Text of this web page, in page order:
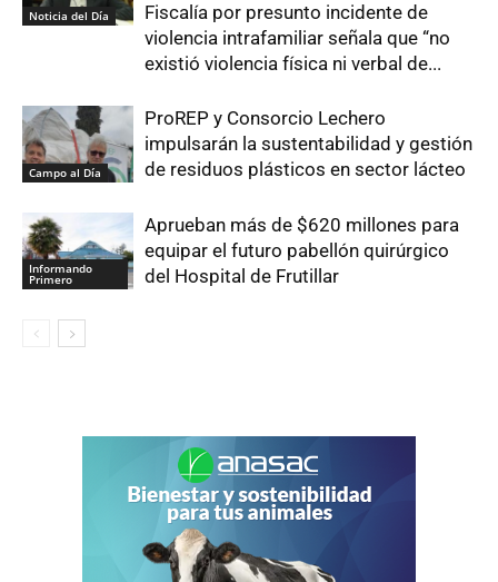
Noticia del Día
Fiscalía por presunto incidente de
violencia intrafamiliar señala que “no
existió violencia física ni verbal de...
Campo al Día
ProREP y Consorcio Lechero
impulsarán la sustentabilidad y gestión
de residuos plásticos en sector lácteo
Informando
Primero
Aprueban más de $620 millones para
equipar el futuro pabellón quirúrgico
del Hospital de Frutillar